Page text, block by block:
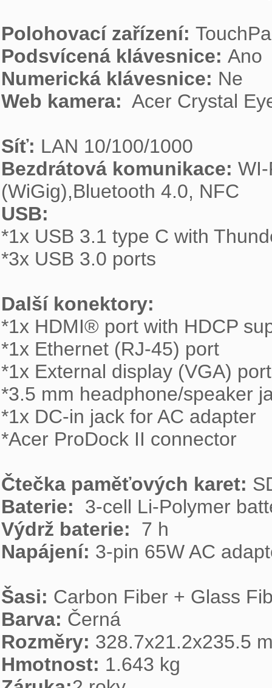
Polohovací zařízení:
Podsvícená klávesnice:
Numerická klávesnice:
Web kamera: Acer Crystal
Síť:
Bezdrátová komunikace:
USB:
*1x USB 3.1 type C with
*3x USB 3.0 ports
Další konektory:
*1x HDMI® port with HDCP
*1x Ethernet (RJ-45) port
*1x External display (VGA) port
*3.5 mm headphone/speaker
*1x DC-in jack for AC adapter
*Acer ProDock II connector
Čtečka paměťových karet:
Baterie:
Výdrž baterie:
Napájení: 3-pin 65W AC
Šasi:
Barva:
Rozměry:
Hmotnost: